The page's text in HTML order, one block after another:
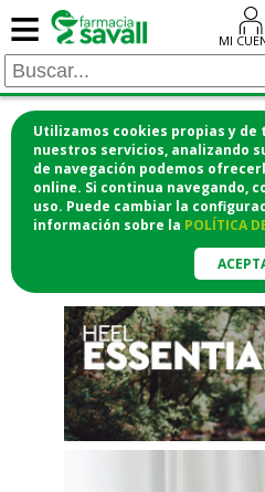
Utilizamos cookies propias y
nuestros servicios, analizando
de navegación podemos
online. Si continua navegando,
uso. Puede cambiar la
información sobre la POLÍTICA
≡ MI
¡COMPRA
DESDE CASA Y
FARMACIA!o si lo
a